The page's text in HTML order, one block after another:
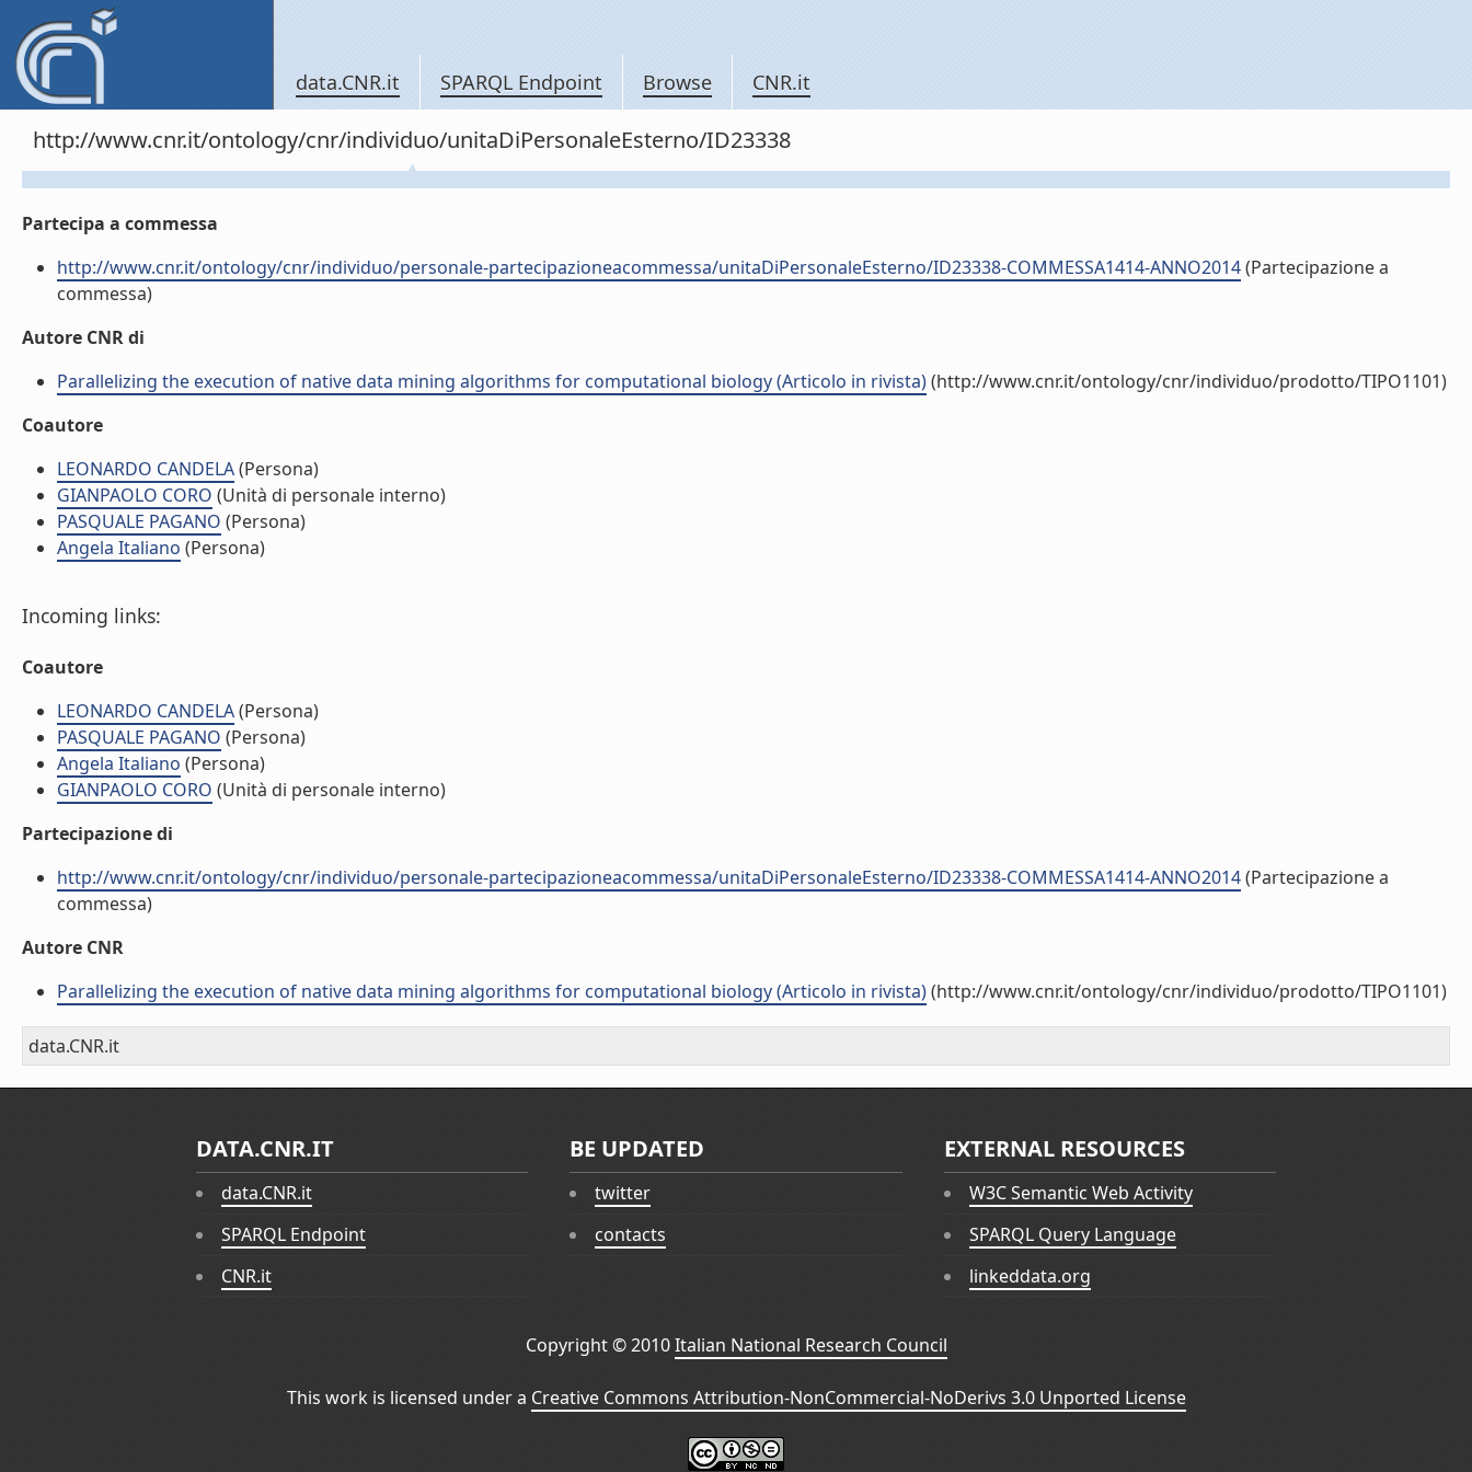
data.CNR.it SPARQL Endpoint Browse CNR.it
http://www.cnr.it/ontology/cnr/individuo/unitaDiPersonaleEsterno/ID23338
Partecipa a commessa
http://www.cnr.it/ontology/cnr/individuo/personale-partecipazioneacommessa/unitaDiPersonaleEsterno/ID23338-COMMESSA1414-ANNO2014(Partecipazione a
commessa)
Autore CNR di
Parallelizing the execution of native data mining algorithms for computational biology (Articolo in rivista)(http://www.cnr.it/ontology/cnr/individuo/prodotto/TIPO1101)
Coautore
LEONARDO CANDELA(Persona)
GIANPAOLO CORO (Unità di personale interno)
PASQUALE PAGANO (Persona)
Angela Italiano (Persona)
Incoming links:
Coautore
LEONARDO CANDELA(Persona)
PASQUALE PAGANO (Persona)
Angela Italiano (Persona)
GIANPAOLO CORO (Unità di personale interno)
Partecipazione di
http://www.cnr.it/ontology/cnr/individuo/personale-partecipazioneacommessa/unitaDiPersonaleEsterno/ID23338-COMMESSA1414-ANNO2014(Partecipazione a
commessa)
Autore CNR
Parallelizing the execution of native data mining algorithms for computational biology (Articolo in rivista)(http://www.cnr.it/ontology/cnr/individuo/prodotto/TIPO1101)
data.CNR.it
DATA.CNR.IT
data.CNR.it
SPARQL Endpoint
CNR.it
BE UPDATED
twitter
contacts
EXTERNAL RESOURCES
W3C Semantic Web Activity
SPARQL Query Language
linkeddata.org
Copyright © 2010Italian National Research Council
This work is licensed under a Creative Commons Attribution-NonCommercial-NoDerivs 3.0 Unported License